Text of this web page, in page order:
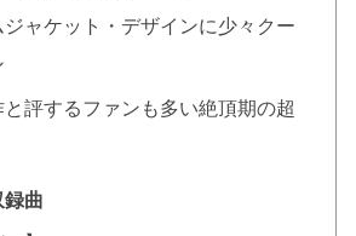
ャケット・デザインに少々クー
評するファンも多い絶頂期の超
曲